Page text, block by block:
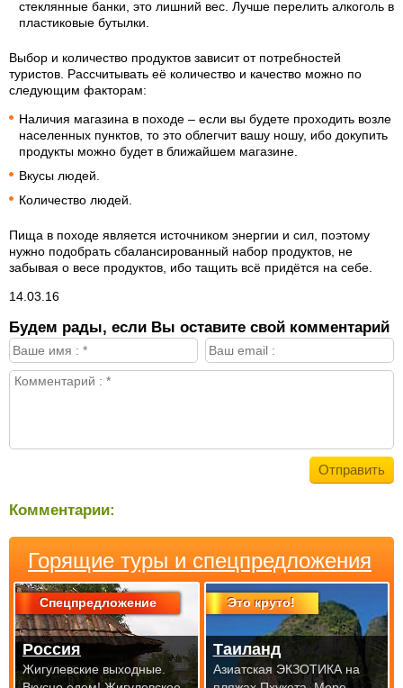
стеклянные банки, это лишний вес. Лучше перелить алкоголь в
пластиковые бутылки.
Выбор и количество продуктов зависит от потребностей
туристов. Рассчитывать её количество и качество можно по
следующим факторам:
Наличия магазина в походе – если вы будете проходить возле
населенных пунктов, то это облегчит вашу ношу, ибо докупить
продукты можно будет в ближайшем магазине.
Вкусы людей.
Количество людей.
Пища в походе является источником энергии и сил, поэтому
нужно подобрать сбалансированный набор продуктов, не
забывая о весе продуктов, ибо тащить всё придётся на себе.
14.03.16
Будем рады, если Вы оставите свой комментарий
Комментарии:
Горящие туры и спецпредложения
Спецпредложение
Россия
Жигулевские выходные.
Это круто!
Таиланд
Азиатская ЭКЗОТИКА на